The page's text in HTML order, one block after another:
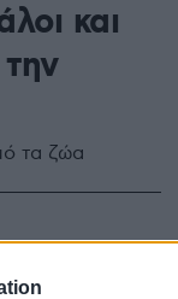
και
τα ζώα